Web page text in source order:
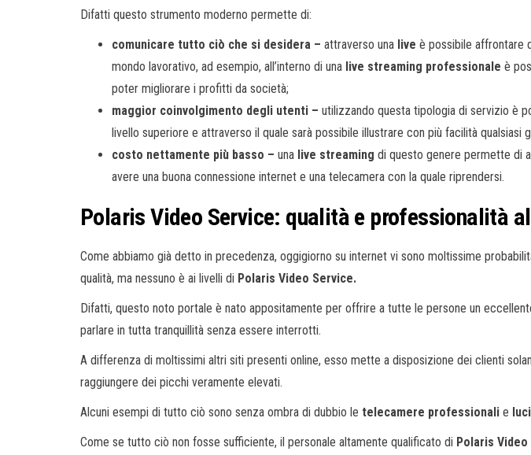
Difatti questo strumento moderno permette di:
comunicare tutto ciò che si desidera – attraverso una live è possibile affrontare
mondo lavorativo, ad esempio, all’interno di una live streaming professionale è
poter migliorare i profitti da società;
maggior coinvolgimento degli utenti – utilizzando questa tipologia di servizio è
livello superiore e attraverso il quale sarà possibile illustrare con più facilità qualsiasi
costo nettamente più basso – una live streaming di questo genere permette di
avere una buona connessione internet e una telecamera con la quale riprendersi.
Polaris Video Service: qualità e professionalità
Come abbiamo già detto in precedenza, oggigiorno su internet vi sono moltissime
qualità, ma nessuno è ai livelli di Polaris Video Service.
Difatti, questo noto portale è nato appositamente per offrire a tutte le persone un
parlare in tutta tranquillità senza essere interrotti.
A differenza di moltissimi altri siti presenti online, esso mette a disposizione dei clienti
raggiungere dei picchi veramente elevati.
Alcuni esempi di tutto ciò sono senza ombra di dubbio le telecamere professionali e luci
Come se tutto ciò non fosse sufficiente, il personale altamente qualificato di Polaris